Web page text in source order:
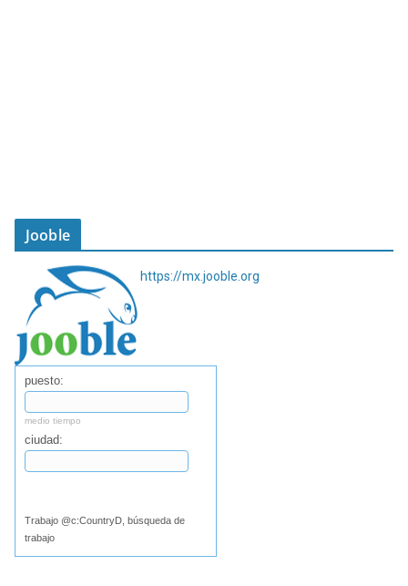
Jooble
https://mx.jooble.org
puesto:
medio tiempo
ciudad:
Trabajo @c:CountryD, búsqueda de
trabajo